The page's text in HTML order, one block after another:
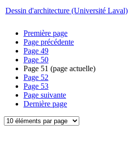
Dessin d'architecture (Université Laval)
Première page
Page précédente
Page 49
Page 50
Page 51 (page actuelle)
Page 52
Page 53
Page suivante
Dernière page